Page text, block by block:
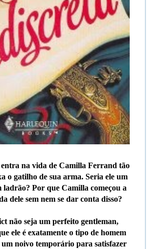
na vida de Camilla Ferrand tão
o gatilho de sua arma. Seria ele um
ladrão? Por que Camilla começou a
dele sem nem se dar conta disso?
não seja um perfeito gentleman,
ele é exatamente o tipo de homem
um noivo temporário para satisfazer